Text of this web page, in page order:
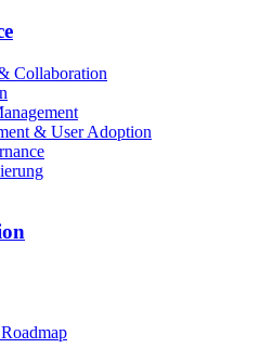
Collaboration
& User Adoption